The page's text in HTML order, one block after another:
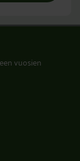
vuosien